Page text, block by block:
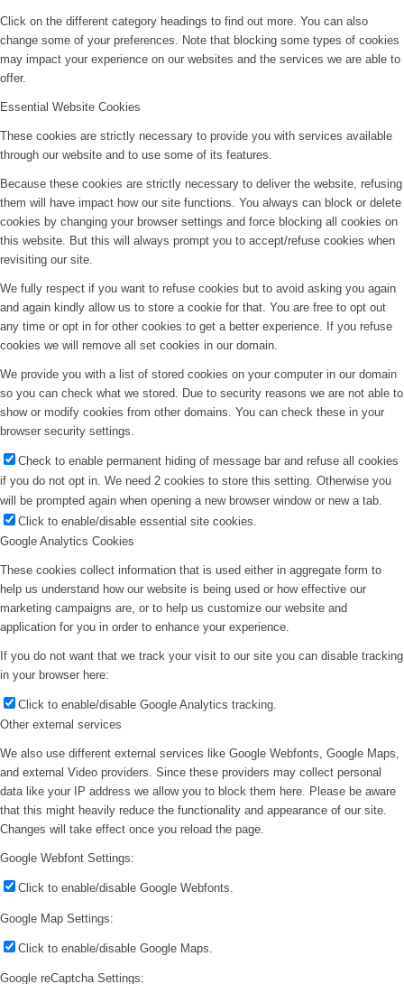
Click on the different category headings to find out more. You can also
change some of your preferences. Note that blocking some types of cookies
may impact your experience on our websites and the services we are able to
offer.
Essential Website Cookies
These cookies are strictly necessary to provide you with services available
through our website and to use some of its features.
Because these cookies are strictly necessary to deliver the website, refusing
them will have impact how our site functions. You always can block or delete
cookies by changing your browser settings and force blocking all cookies on
this website. But this will always prompt you to accept/refuse cookies when
revisiting our site.
We fully respect if you want to refuse cookies but to avoid asking you again
and again kindly allow us to store a cookie for that. You are free to opt out
any time or opt in for other cookies to get a better experience. If you refuse
cookies we will remove all set cookies in our domain.
We provide you with a list of stored cookies on your computer in our domain
so you can check what we stored. Due to security reasons we are not able to
show or modify cookies from other domains. You can check these in your
browser security settings.
Check to enable permanent hiding of message bar and refuse all cookies
if you do not opt in. We need 2 cookies to store this setting. Otherwise you
will be prompted again when opening a new browser window or new a tab.
Click to enable/disable essential site cookies.
Google Analytics Cookies
These cookies collect information that is used either in aggregate form to
help us understand how our website is being used or how effective our
marketing campaigns are, or to help us customize our website and
application for you in order to enhance your experience.
If you do not want that we track your visit to our site you can disable tracking
in your browser here:
Click to enable/disable Google Analytics tracking.
Other external services
We also use different external services like Google Webfonts, Google Maps,
and external Video providers. Since these providers may collect personal
data like your IP address we allow you to block them here. Please be aware
that this might heavily reduce the functionality and appearance of our site.
Changes will take effect once you reload the page.
Google Webfont Settings:
Click to enable/disable Google Webfonts.
Google Map Settings:
Click to enable/disable Google Maps.
Google reCaptcha Settings: